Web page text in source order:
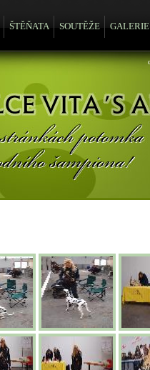
ŠTĚŇATA SOUTĚŽE GALERIE